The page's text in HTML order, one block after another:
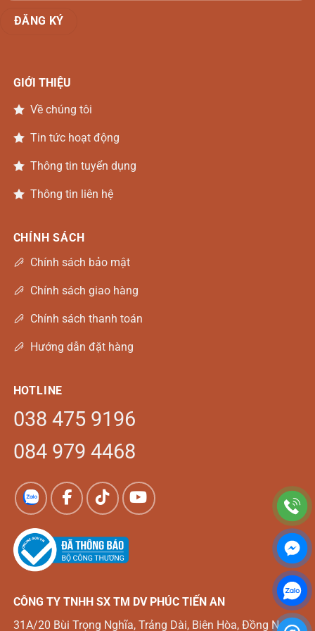
GIỚI THIỆU
Về chúng tôi
Tin tức hoạt động
Thông tin tuyển dụng
Thông tin liên hệ
CHÍNH SÁCH
Chính sách bảo mật
Chính sách giao hàng
Chính sách thanh toán
Hướng dẫn đặt hàng
HOTLINE
038 475 9196
084 979 4468
CÔNG TY TNHH SX TM DV PHÚC TIẾN AN
31A/20 Bùi Trọng Nghĩa, Trảng Dài, Biên Hòa, Đồng Nai